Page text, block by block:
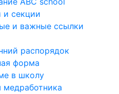
и секции
и важные ссылки
распорядок
форма
в школу